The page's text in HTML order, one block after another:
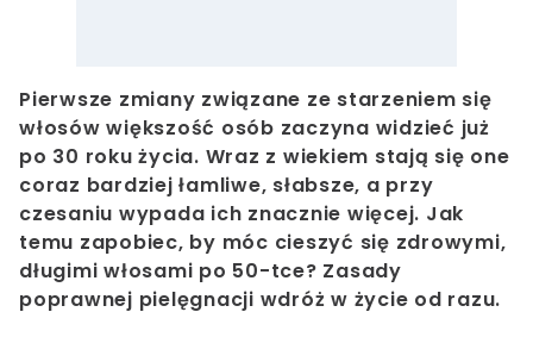
Pierwsze zmiany związane ze starzeniem się
włosów większość osób zaczyna widzieć już
po 30 roku życia. Wraz z wiekiem stają się one
coraz bardziej łamliwe, słabsze, a przy
czesaniu wypada ich znacznie więcej. Jak
temu zapobiec, by móc cieszyć się zdrowymi,
długimi włosami po 50-tce? Zasady
poprawnej pielęgnacji wdróż w życie od razu.